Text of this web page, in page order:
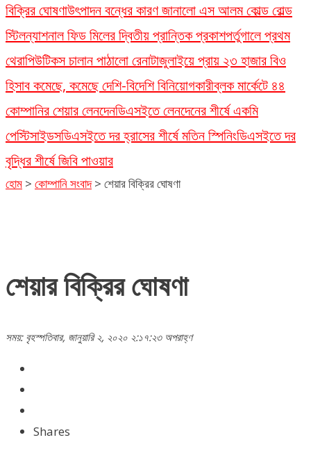
বিক্রির ঘোষণাউৎপাদন বন্ধের কারণ জানালো এস আলম কোল্ড রোল্ড
স্টিলন্যাশনাল ফিড মিলের দ্বিতীয় প্রান্তিক প্রকাশপর্তুগালে প্রথম
থেরাপিউটিকস চালান পাঠালো রেনাটাজুলাইয়ে প্রায় ২৩ হাজার বিও
হিসাব কমেছে, কমেছে দেশি-বিদেশি বিনিয়োগকারীব্লক মার্কেটে ৪৪
কোম্পানির শেয়ার লেনদেনডিএসইতে লেনদেনের শীর্ষে একমি
পেস্টিসাইডসডিএসইতে দর হ্রাসের শীর্ষে মতিন স্পিনিংডিএসইতে দর
বৃদ্ধির শীর্ষে জিবি পাওয়ার
হোম > কোম্পানি সংবাদ > শেয়ার বিক্রির ঘোষণা
শেয়ার বিক্রির ঘোষণা
সময়: বৃহস্পতিবার, জানুয়ারি ২, ২০২০ ২:১৭:২৩ অপরাহ্ণ
Shares